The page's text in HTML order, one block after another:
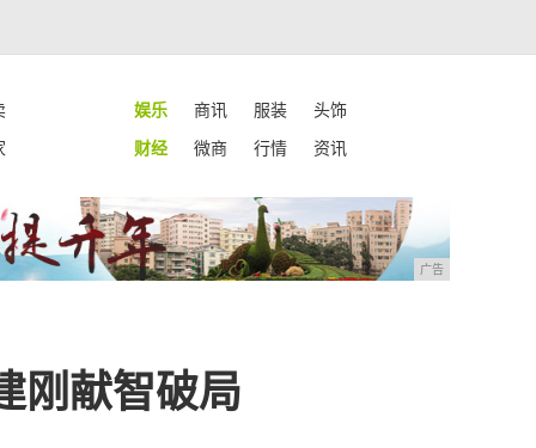
娱乐 商讯 服装
头饰
财经 微商 行情 资讯
广告
刚献智破局